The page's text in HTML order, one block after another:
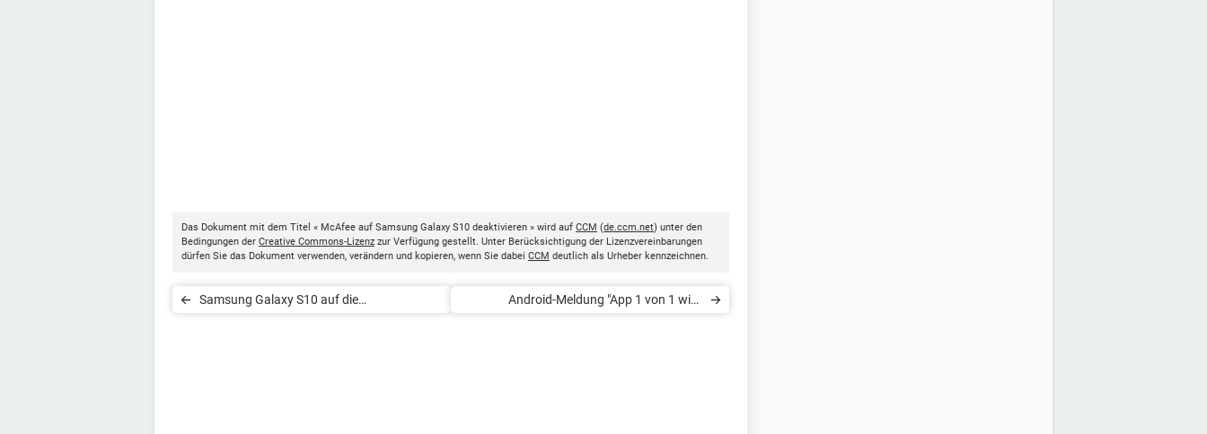
Das Dokument mit dem Titel « McAfee auf Samsung Galaxy S10 deaktivieren » wird auf CCM (de.ccm.net) unter den
Bedingungen der Creative Commons-Lizenz zur Verfügung gestellt. Unter Berücksichtigung der Lizenzvereinbarungen
dürfen Sie das Dokument verwenden, verändern und kopieren, wenn Sie dabei CCM deutlich als Urheber kennzeichnen.
Samsung Galaxy S10 auf die
Android-Meldung "App 1 von 1 wird